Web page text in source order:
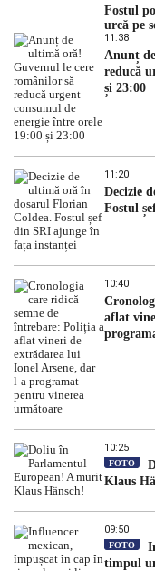
Fostul
urcă pe
11:38
Anunț
reducă
și 23:00
11:20
Decizie
Fostul
10:40
aflat
10:25
FOTO
Klaus
09:50
FOTO
timpul